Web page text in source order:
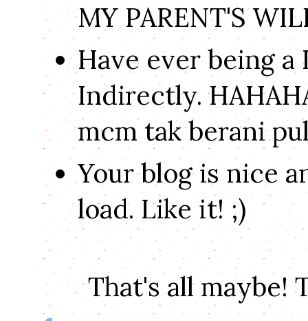
MY PARENT'S
Have ever being a
Indirectly.
mcm tak berani
Your blog is nice
load. Like it! ;)
That's all maybe!